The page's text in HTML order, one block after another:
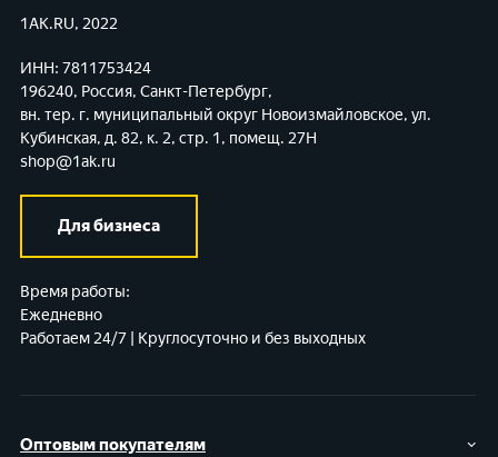
Оптовым покупателям
1AK.RU, 2022
ИНН: 7811753424
196240, Россия, Санкт-Петербург,
вн. тер. г. муниципальный округ Новоизмайловское, ул.
Кубинская, д. 82, к. 2, стр. 1, помещ. 27Н
shop@1ak.ru
Для бизнеса
Время работы:
Ежедневно
Работаем 24/7 | Круглосуточно и без выходных